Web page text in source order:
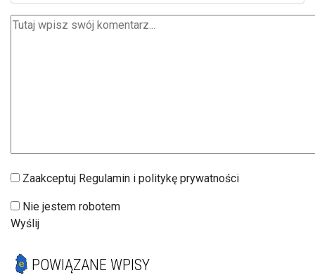
Zaakceptuj Regulamin i politykę prywatności
Nie jestem robotem
Wyślij
POWIĄZANE WPISY